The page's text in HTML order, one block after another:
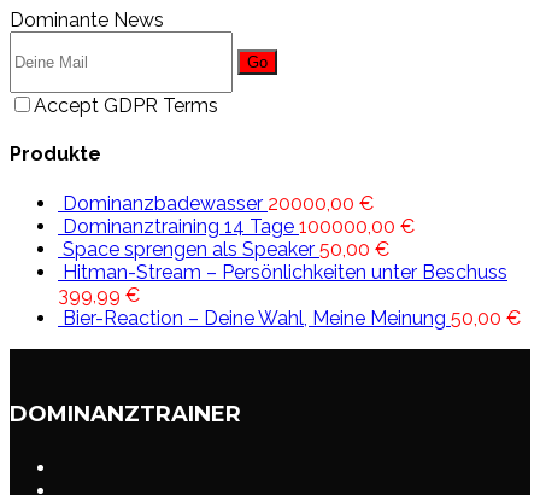
tab
Dominante News
Go
Accept GDPR Terms
Produkte
Dominanzbadewasser 20000,00 €
Dominanztraining 14 Tage 100000,00 €
Space sprengen als Speaker 50,00 €
Hitman-Stream – Persönlichkeiten unter Beschuss
399,99 €
Bier-Reaction – Deine Wahl, Meine Meinung 50,00 €
DOMINANZTRAINER